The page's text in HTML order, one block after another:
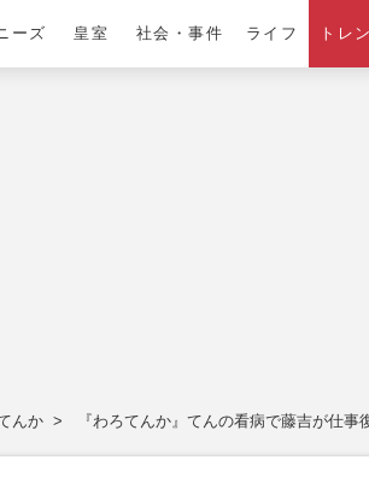
ーズ 皇室 社会・事件 ライフ トレ
んか 『わろてんか』てんの看病で藤吉が仕